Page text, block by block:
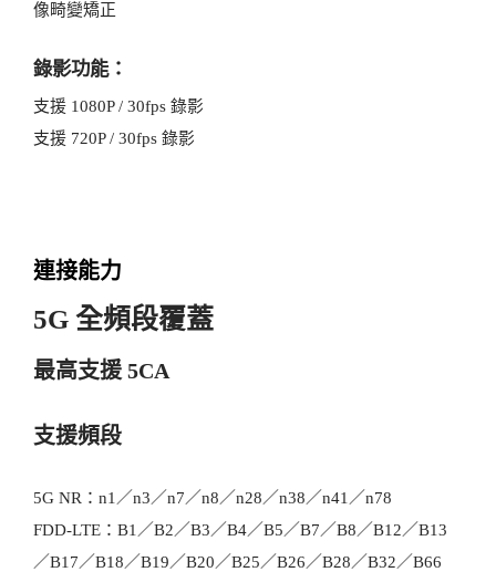
像畸變矯正
錄影功能：
支援 1080P / 30fps 錄影
支援 720P / 30fps 錄影
連接能力
5G 全頻段覆蓋
最高支援 5CA
支援頻段
5G NR：n1／n3／n7／n8／n28／n38／n41／n78
FDD-LTE：B1／B2／B3／B4／B5／B7／B8／B12／B13
／B17／B18／B19／B20／B25／B26／B28／B32／B66